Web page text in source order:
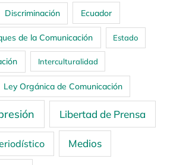
Discriminación Ecuador
de la Comunicación Estado
Interculturalidad
Ley Orgánica de Comunicación
Libertad de Prensa
Medios